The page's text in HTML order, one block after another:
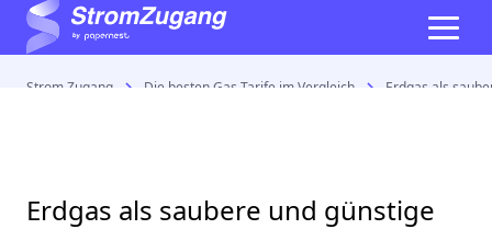
Strom Zugang Die besten Gas Tarife im Vergleich Erdgas als
Erdgas als saubere und günstige